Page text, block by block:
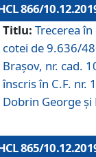
866/
Titlu: Trecerea
cotei de 9.636/
Brașov, nr. cad.
înscris în C.F. nr.
Dobrin George
865/